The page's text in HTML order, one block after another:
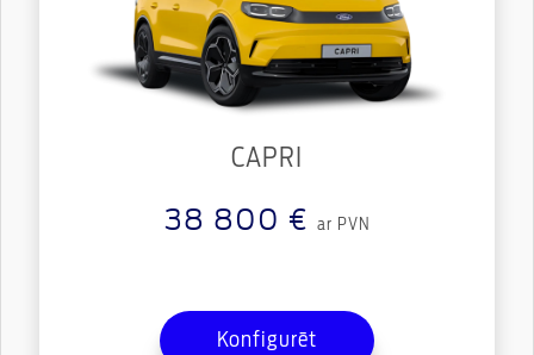
CAPRI
38 800 € ar PVN
Konfigurēt